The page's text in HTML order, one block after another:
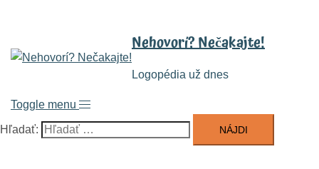
Nehovorí? Nečakajte!
Logopédia už dnes
Toggle menu
Hľadať: